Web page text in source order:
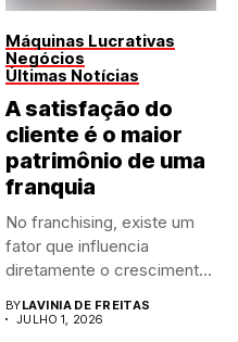
Máquinas Lucrativas
Negócios
Últimas Notícias
A satisfação do
cliente é o maior
patrimônio de uma
franquia
No franchising, existe um
fator que influencia
diretamente o crescimento
BYLAVINIA DE FREITAS
JULHO 1, 2026